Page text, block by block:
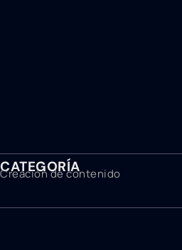
CATEGORÍA
Creación de contenido